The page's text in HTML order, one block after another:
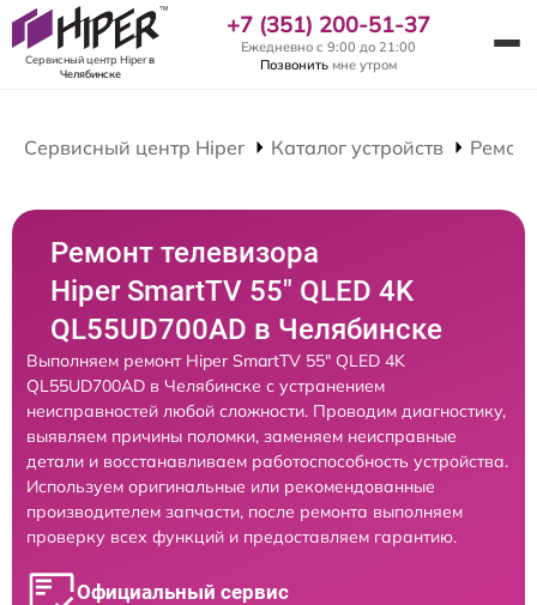
Сервисный центр Hiperв
Челябинске
+7 (351) 200-51-37
Ежедневно с 9:00 до 21:00
Позвонить мне утром
Сервисный центр Hiper Каталог устройств
Ремонт телевизора
Hiper SmartTV 55" QLED 4K
QL55UD700AD в Челябинске
Выполняем ремонт Hiper SmartTV 55" QLED 4K
QL55UD700AD в Челябинске с устранением
неисправностей любой сложности. Проводим диагностику,
выявляем причины поломки, заменяем неисправные
детали и восстанавливаем работоспособность устройства.
Используем оригинальные или рекомендованные
производителем запчасти, после ремонта выполняем
проверку всех функций и предоставляем гарантию.
Официальный сервис